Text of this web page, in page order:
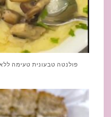
פולנטה טבעונית טעימה